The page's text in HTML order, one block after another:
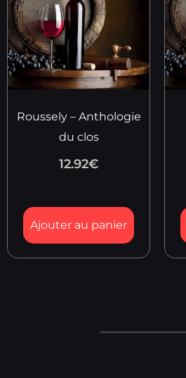
Roussely – Anthologie
du clos
12.92€
Ajouter au panier